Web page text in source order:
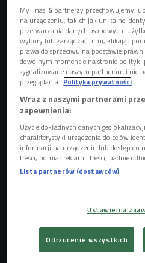
Co jeść, gdy nie mamy czasu na długie
sycący posiłek?
Foto: shutterstock/Caftor
Książka „Szybko, zdrowo, bez
zabieganych” to praktyczny
niewymagające wielu godzin
My i nasi5 partnerzy przechowujemy
na urządzeniu, takich jak unikalne
przetwarzania danych osobowych.
wybory lub zarządzać nimi, klikając
prawa do sprzeciwu na podstawie
dowolnym momencie na stronie polityki
sygnalizowane naszym partnerom i nie
przeglądania. Polityka prywatności
Wraz z naszymi partnerami
zapewnienia:
Użycie dokładnych danych
charakterystyki urządzenia do celów
informacji na urządzeniu lub dostęp do
treści, pomiar reklam i treści, badnie
Lista partnerów (dostawców)
Ustawienia
Odrzucenie wszystkich